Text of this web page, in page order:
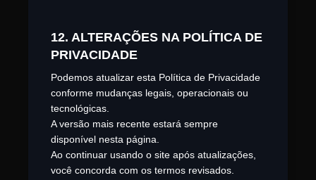
12. ALTERAÇÕES NA POLÍTICA DE
PRIVACIDADE
Podemos atualizar esta Política de Privacidade
conforme mudanças legais, operacionais ou
tecnológicas.
A versão mais recente estará sempre
disponível nesta página.
Ao continuar usando o site após atualizações,
você concorda com os termos revisados.